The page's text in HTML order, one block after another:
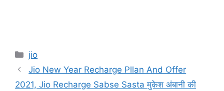
Categories
jio
Jio New Year Recharge Pllan And Offer
2021, Jio Recharge Sabse Sasta मुकेश अंबानी की